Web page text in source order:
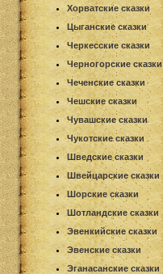
Хорватские сказки
Цыганские сказки
Черкесские сказки
Черногорские сказки
Чеченские сказки
Чешские сказки
Чувашские сказки
Чукотские сказки
Шведские сказки
Швейцарские сказки
Шорские сказки
Шотландские сказки
Эвенкийские сказки
Эвенские сказки
Эганасанские сказки